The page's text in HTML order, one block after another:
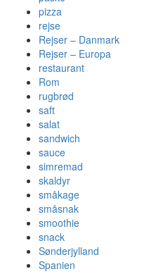
pizza
rejse
Rejser – Danmark
Rejser – Europa
restaurant
Rom
rugbrød
saft
salat
sandwich
sauce
simremad
skaldyr
småkage
småsnak
smoothie
snack
Sønderjylland
Spanien